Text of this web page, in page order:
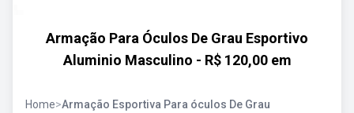
Armação Para Óculos De Grau Esportivo
Aluminio Masculino - R$ 120,00 em
Home>Armação Esportiva Para óculos De Grau